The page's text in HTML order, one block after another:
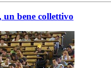
bene collettivo